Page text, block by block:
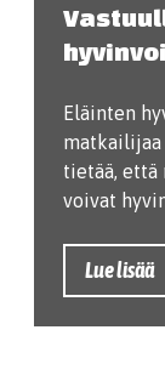
Eläinten
matkailijaa
tietää, että
voivat
Lue lisää